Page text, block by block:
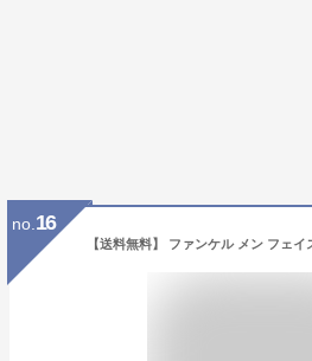
no. 16